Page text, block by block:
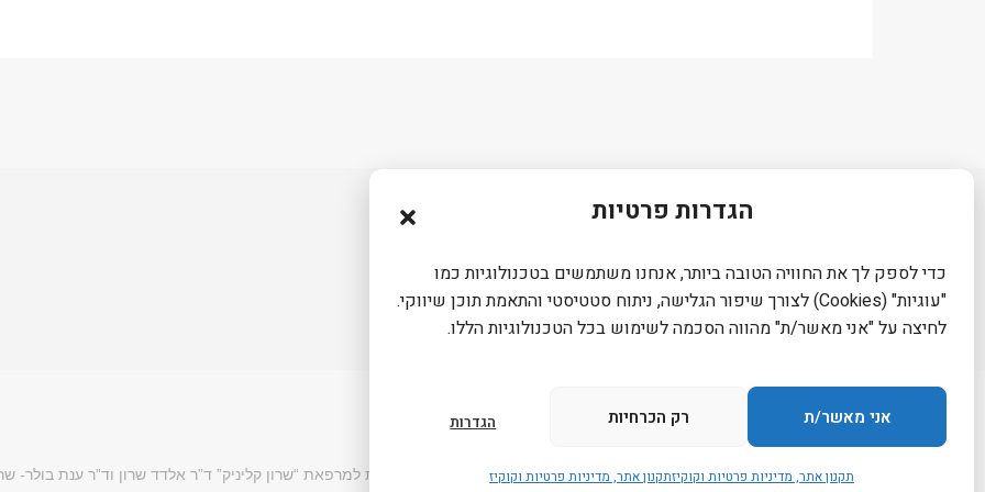
הגדרות פרטיות
כדי לספק לך את החוויה הטובה ביותר, אנחנו משתמשים בטכנולוגיות כמו
"עוגיות" (Cookies) לצורך שיפור הגלישה, ניתוח סטטיסטי והתאמת תוכן שיווקי.
לחיצה על "אני מאשר/ת" מהווה הסכמה לשימוש בכל הטכנולוגיות הללו.
אני מאשר/ת רק הכרחיות הגדרות
תקנון אתר, מדיניות פרטיות וקוקיזתקנון אתר, מדיניות פרטיות וקוקיז© כל הזכויות שמורות למרפאת “שרון קליניק” ד”ר אלדד שרון וד”ר ענת בולר-
גלילה